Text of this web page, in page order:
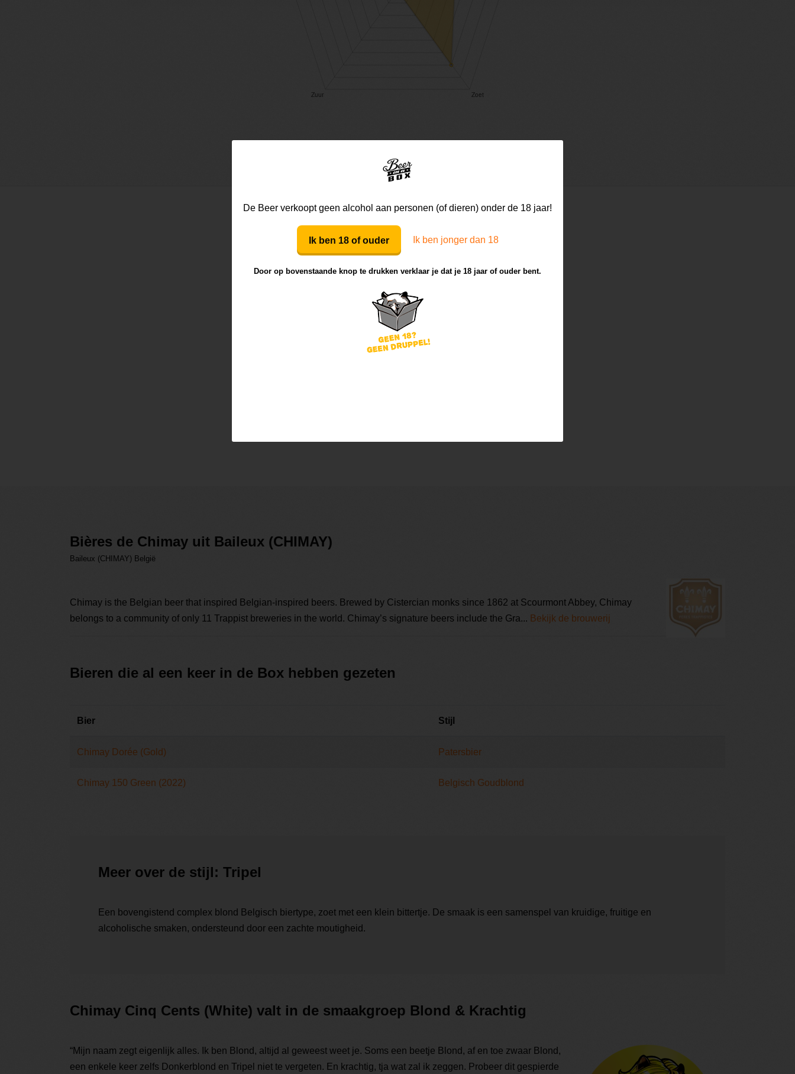
Die van anderen
Mijn review bij dit bier
Bières de Chimay uit Baileux (CHIMAY)
Baileux (CHIMAY) België
Chimay is the Belgian beer that inspired Belgian-inspired beers. Brewed by Cistercian monks since 1862 at Scourmont Abbey, Chimay
belongs to a community of only 11 Trappist breweries in the world. Chimay’s signature beers include the Gra... Bekijk de brouwerij
Bieren die al een keer in de Box hebben gezeten
Bier Stijl
Chimay Dorée (Gold) Patersbier
Chimay 150 Green (2022) Belgisch Goudblond
Meer over de stijl: Tripel
Een bovengistend complex blond Belgisch biertype, zoet met een klein bittertje. De smaak is een samenspel van kruidige, fruitige en
alcoholische smaken, ondersteund door een zachte moutigheid.
Chimay Cinq Cents (White) valt in de smaakgroep Blond & Krachtig
“Mijn naam zegt eigenlijk alles. Ik ben Blond, altijd al geweest weet je. Soms een beetje Blond, af en toe zwaar Blond,
een enkele keer zelfs Donkerblond en Tripel niet te vergeten. En krachtig, tja wat zal ik zeggen. Probeer dit gespierde
De Beer verkoopt geen alcohol aan personen (of dieren) onder de 18 jaar!
Ik ben 18 of ouder Ik ben jonger dan 18
Door op bovenstaande knop te drukken verklaar je dat je 18 jaar of ouder bent.